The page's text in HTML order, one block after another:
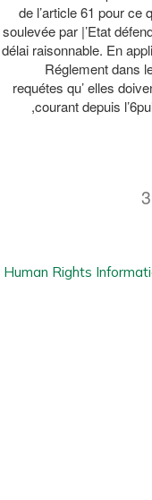
de l’article 61 pour ce
soulevée par |’Etat
délai raisonnable. En
Réglement dans
requétes qu’ elles
courant depuis
3